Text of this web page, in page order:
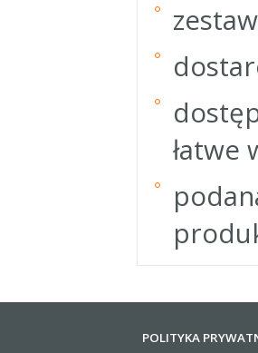
łatwe
POLITYKA